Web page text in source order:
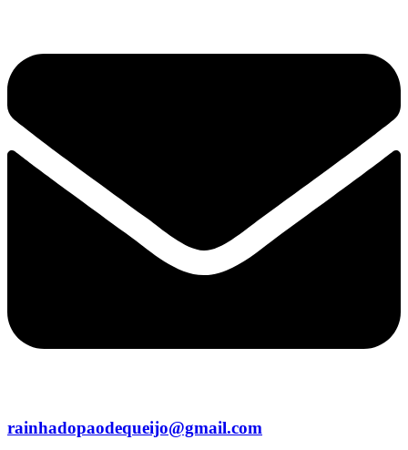
rainhadopaodequeijo@gmail.com